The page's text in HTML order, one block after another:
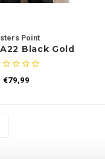
Point
Black Gold
€79,99